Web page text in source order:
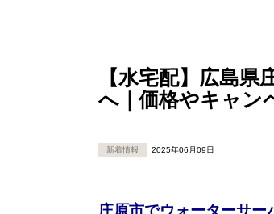
式
社
【水宅配】広島
へ｜価格やキャン
新着情報 2025年06月09日
庄原市でウォーターサー